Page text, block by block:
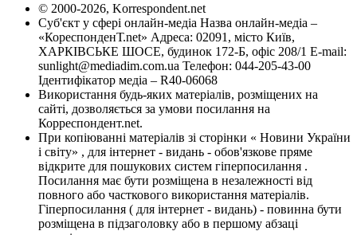
© 2000-2026, Korrespondent.net
Суб'єкт у сфері онлайн-медіа Назва онлайн-медіа –
«КореспонденТ.net» Адреса: 02091, місто Київ,
ХАРКІВСЬКЕ ШОСЕ, будинок 172-Б, офіс 208/1 E-mail:
sunlight@mediadim.com.ua Телефон: 044-205-43-00
Ідентифікатор медіа – R40-06068
Використання будь-яких матеріалів, розміщених на
сайті, дозволяється за умови посилання на
Корреспондент.net.
При копіюванні матеріалів зі сторінки « Новини України
і світу» , для інтернет - видань - обов'язкове пряме
відкрите для пошукових систем гіперпосилання .
Посилання має бути розміщена в незалежності від
повного або часткового використання матеріалів.
Гіперпосилання ( для інтернет - видань) - повинна бути
розміщена в підзаголовку або в першому абзаці